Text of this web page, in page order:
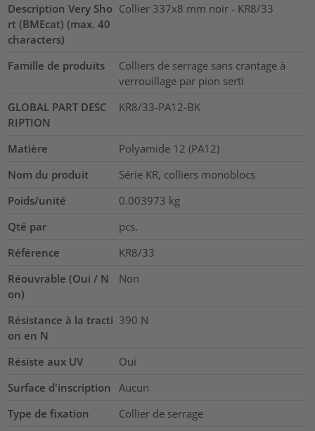
Description Very Sho
rt (BMEcat) (max. 40
characters)
Collier 337x8 mm noir - KR8/33
Famille de produits
Colliers de serrage sans crantage à
verrouillage par pion serti
GLOBAL PART DESC
RIPTION
KR8/33-PA12-BK
Matière
Polyamide 12 (PA12)
Nom du produit
Série KR, colliers monoblocs
Poids/unité
0.003973 kg
Qté par
pcs.
Référence
KR8/33
Réouvrable (Oui / N
on)
Non
Résistance à la tracti
on en N
390 N
Résiste aux UV
Oui
Surface d'inscription Aucun
Type de fixation
Collier de serrage